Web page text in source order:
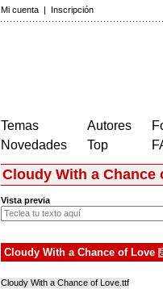
Mi cuenta | Inscripción
Temas
Novedades
Autores
Top
Cloudy With a Chance
Vista previa
Cloudy With a Chance of Love
Cloudy With a Chance of Love.ttf